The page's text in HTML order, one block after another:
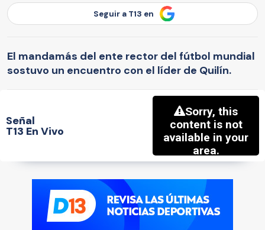
Seguir a T13 en
El mandamás del ente rector del fútbol mundial
sostuvo un encuentro con el líder de Quilín.
Señal
T13 En Vivo